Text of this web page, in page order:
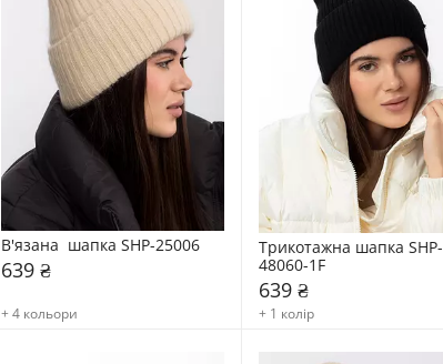
В'язана  шапка SHP-25006
639 ₴
+ 4 кольори
Трикотажна шапка SHP-
48060-1F
639 ₴
+ 1 колір